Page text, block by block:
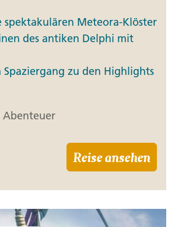
spektakulären Meteora-Klöster
des antiken Delphi mit
Spaziergang zu den Highlights
Reise ansehen